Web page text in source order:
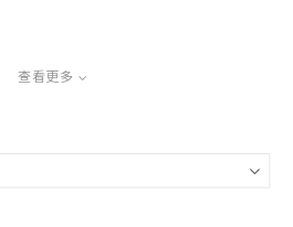
查看更多